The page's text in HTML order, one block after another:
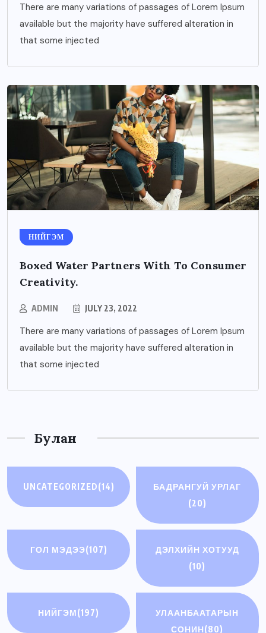
There are many variations of passages of Lorem Ipsum
available but the majority have suffered alteration in
that some injected
НИЙГЭМ
Boxed Water Partners With To Consumer
Creativity.
ADMIN JULY 23, 2022
There are many variations of passages of Lorem Ipsum
available but the majority have suffered alteration in
that some injected
Булан
UNCATEGORIZED(14)
БАДРАНГУЙ УРЛАГ
(20)
ГОЛ МЭДЭЭ(107)
ДЭЛХИЙН ХОТУУД
(10)
НИЙГЭМ(197)
УЛААНБААТАРЫН
СОНИН(80)